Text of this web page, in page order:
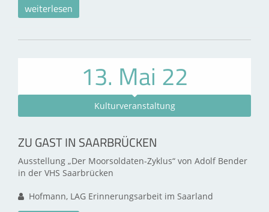
weiterlesen
13. Mai 22
Kulturveranstaltung
ZU GAST IN SAARBRÜCKEN
Ausstellung „Der Moorsoldaten-Zyklus“ von Adolf Bender
in der VHS Saarbrücken
Hofmann, LAG Erinnerungsarbeit im Saarland